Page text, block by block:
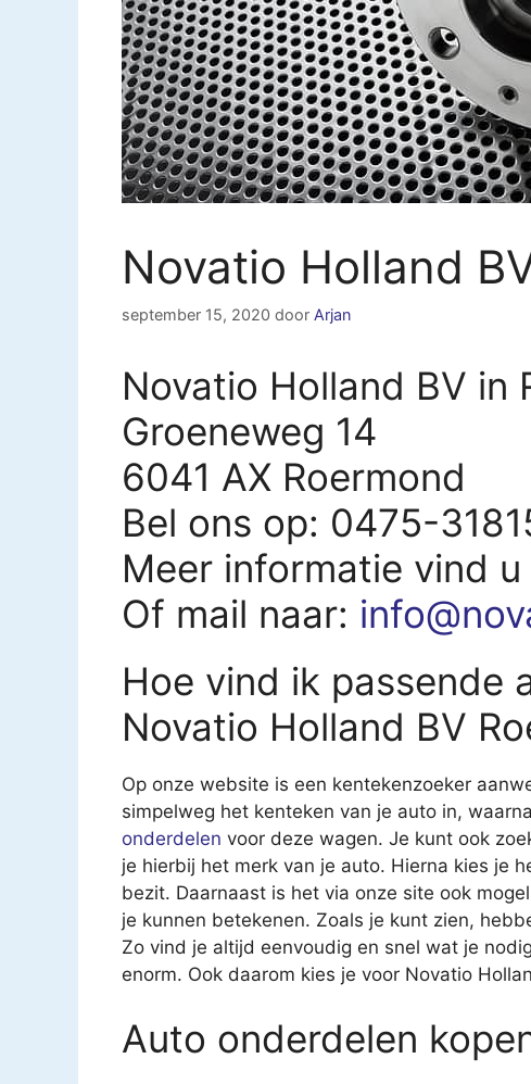
Novatio Holland
september 15, 2020 door Arjan
Novatio Holland BV in
Groeneweg 14
6041 AX Roermond
Bel ons op: 0475-
Meer informatie vind u
Of mail naar:
Hoe vind ik passende
Novatio Holland BV
Op onze website is een kentekenzoeker
simpelweg het kenteken van je auto in,
onderdelen voor deze wagen. Je kunt ook
je hierbij het merk van je auto. Hierna kies je
bezit. Daarnaast is het via onze site ook
je kunnen betekenen. Zoals je kunt zien,
Zo vind je altijd eenvoudig en snel wat je
enorm. Ook daarom kies je voor Novatio
Auto onderdelen